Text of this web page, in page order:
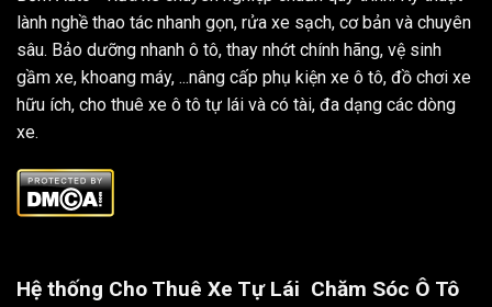
lành nghề thao tác nhanh gọn, rửa xe sạch, cơ bản và chuyên
sâu. Bảo dưỡng nhanh ô tô, thay nhớt chính hãng, vệ sinh
gầm xe, khoang máy, ...nâng cấp phụ kiện xe ô tô, đồ chơi xe
hữu ích, cho thuê xe ô tô tự lái và có tài, đa dạng các dòng
xe.
Hệ thống Cho Thuê Xe Tự Lái Chăm Sóc Ô Tô